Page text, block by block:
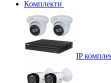
Комплекти
IP